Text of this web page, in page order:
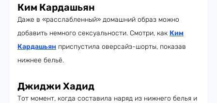
Ким Кардашьян
Даже в «расслабленный» домашний образ можно
добавить немного сексуальности. Смотри, как Ким
Кардашьян приспустила оверсайз-шорты, показав
нижнее бельё.
Джиджи Хадид
Тот момент, когда составила наряд из нижнего белья и